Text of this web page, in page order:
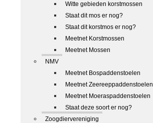
Witte gebieden korstmossen
Staat dit mos er nog?
Staat dit korstmos er nog?
Meetnet Korstmossen
Meetnet Mossen
NMV
Meetnet Bospaddenstoelen
Meetnet Zeereeppaddenstoelen
Meetnet Moeraspaddenstoelen
Staat deze soort er nog?
Zoogdiervereniging